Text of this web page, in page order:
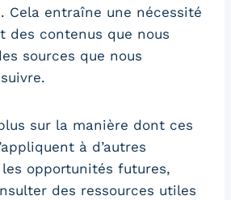
Cela entraîne une nécessité
des contenus que nous
sources que nous
sur la manière dont ces
à d’autres
opportunités futures,
des ressources utiles